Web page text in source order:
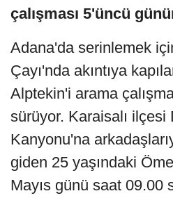
çalışması 5'üncü
Adana'da serinlemek
Çayı'nda akıntıya
Alptekin'i arama
sürüyor. Karaisalı ilçesi
Kanyonu'na
giden 25 yaşındaki
Mayıs günü saat 09.00